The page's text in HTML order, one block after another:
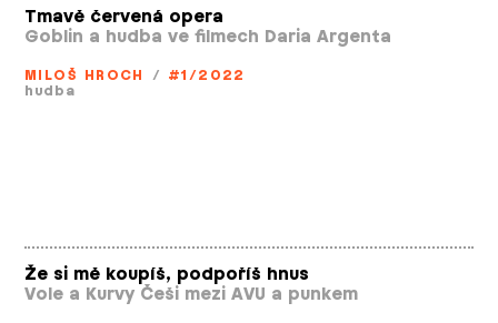
Tmavě červená opera
Goblin a hudba ve filmech Daria Argenta
MILOŠ HROCH / #1/2022
hudba
Že si mě koupíš, podpoříš hnus
Vole a Kurvy Češi mezi AVU a punkem